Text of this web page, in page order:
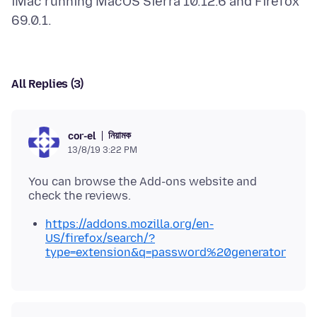
All Replies (3)
cor-el নিয়ামক
13/8/19 3:22 PM
You can browse the Add-ons website and
https://addons.mozilla.org/en-
US/firefox/search/?
type=extension&q=password%20generator